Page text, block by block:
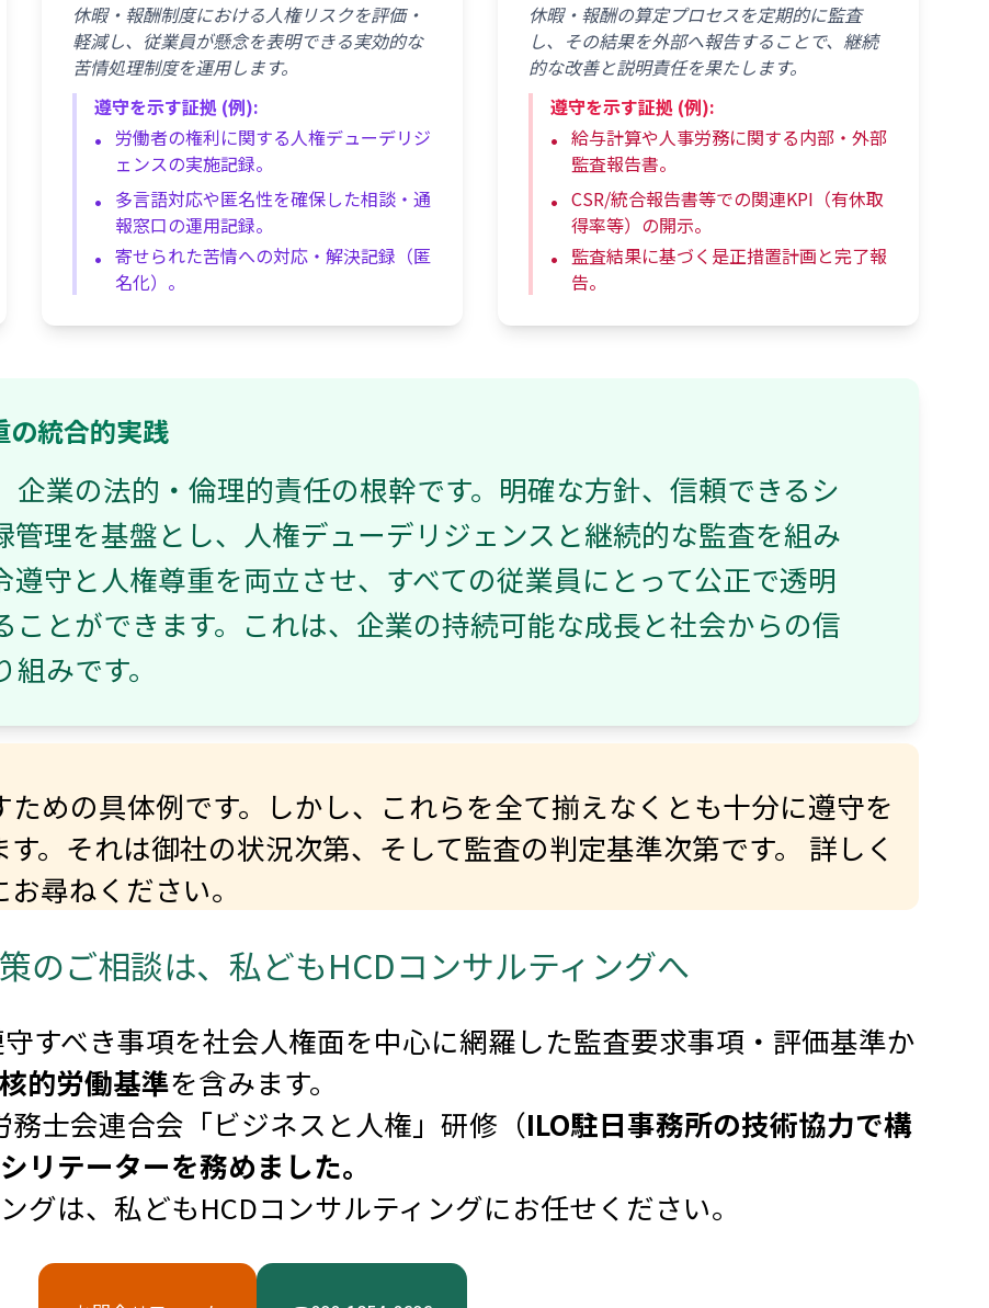
休暇・報酬制度における人権リスクを評価・
軽減し、従業員が懸念を表明できる実効的な
苦情処理制度を運用します。
遵守を示す証拠 (例):
労働者の権利に関する人権デューデリジ
ェンスの実施記録。
多言語対応や匿名性を確保した相談・通
報窓口の運用記録。
寄せられた苦情への対応・解決記録（匿
名化）。
休暇・報酬の算定プロセスを定期的に監査
し、その結果を外部へ報告することで、継続
的な改善と説明責任を果たします。
遵守を示す証拠 (例):
給与計算や人事労務に関する内部・外部
監査報告書。
CSR/統合報告書等での関連KPI（有休取
得率等）の開示。
監査結果に基づく是正措置計画と完了報
告。
の統合的実践
企業の法的・倫理的責任の根幹です。明確な方針、信頼できるシ
管理を基盤とし、人権デューデリジェンスと継続的な監査を組み
守と人権尊重を両立させ、すべての従業員にとって公正で透明
とができます。これは、企業の持続可能な成長と社会からの信
みです。
めの具体例です。しかし、これらを全て揃えなくとも十分に遵守を
。それは御社の状況次第、そして監査の判定基準次第です。 詳しく
お尋ねください。
のご相談は、私どもHCDコンサルティングへ
すべき事項を社会人権面を中心に網羅した監査要求事項・評価基準か
的労働基準を含みます。
士会連合会「ビジネスと人権」研修（ILO駐日事務所の技術協力で構
リテーターを務めました。
グは、私どもHCDコンサルティングにお任せください。